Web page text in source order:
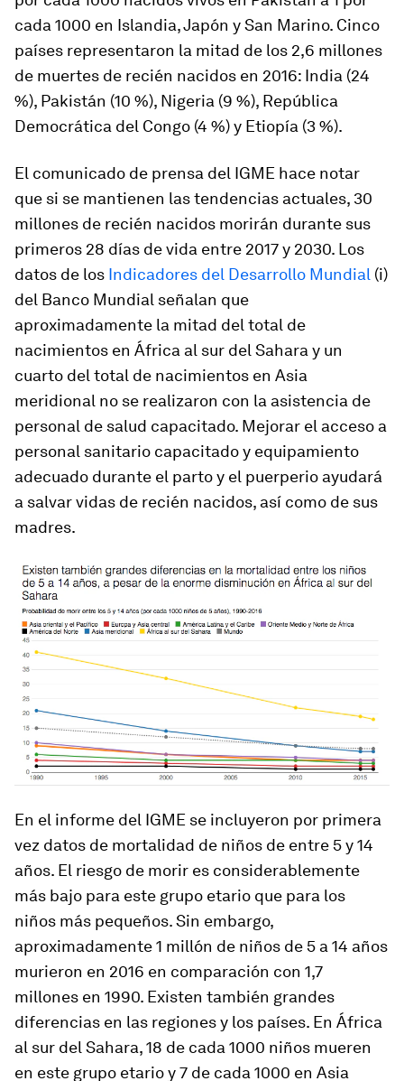
cada 1000 en Islandia, Japón y San Marino. Cinco
países representaron la mitad de los 2,6 millones
de muertes de recién nacidos en 2016: India (24
%), Pakistán (10 %), Nigeria (9 %), República
Democrática del Congo (4 %) y Etiopía (3 %).
El comunicado de prensa del IGME hace notar
que si se mantienen las tendencias actuales, 30
millones de recién nacidos morirán durante sus
primeros 28 días de vida entre 2017 y 2030. Los
datos de los Indicadores del Desarrollo Mundial (i)
del Banco Mundial señalan que
aproximadamente la mitad del total de
nacimientos en África al sur del Sahara y un
cuarto del total de nacimientos en Asia
meridional no se realizaron con la asistencia de
personal de salud capacitado. Mejorar el acceso a
personal sanitario capacitado y equipamiento
adecuado durante el parto y el puerperio ayudará
a salvar vidas de recién nacidos, así como de sus
madres.
En el informe del IGME se incluyeron por primera
vez datos de mortalidad de niños de entre 5 y 14
años. El riesgo de morir es considerablemente
más bajo para este grupo etario que para los
niños más pequeños. Sin embargo,
aproximadamente 1 millón de niños de 5 a 14 años
murieron en 2016 en comparación con 1,7
millones en 1990. Existen también grandes
diferencias en las regiones y los países. En África
al sur del Sahara, 18 de cada 1000 niños mueren
en este grupo etario y 7 de cada 1000 en Asia